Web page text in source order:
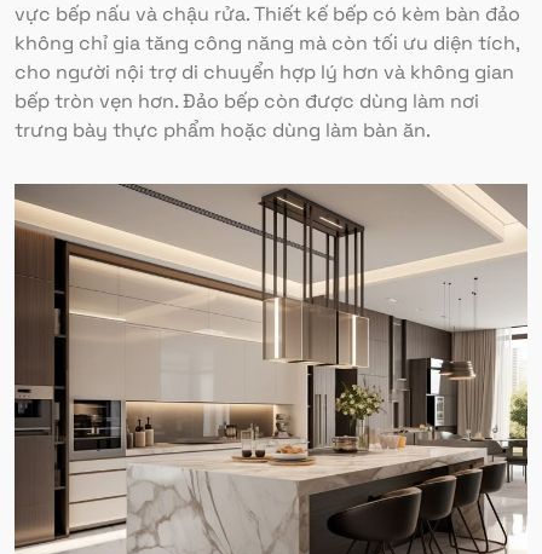
vực bếp nấu và chậu rửa. Thiết kế bếp có kèm bàn đảo
không chỉ gia tăng công năng mà còn tối ưu diện tích,
cho người nội trợ di chuyển hợp lý hơn và không gian
bếp tròn vẹn hơn. Đảo bếp còn được dùng làm nơi
trưng bày thực phẩm hoặc dùng làm bàn ăn.